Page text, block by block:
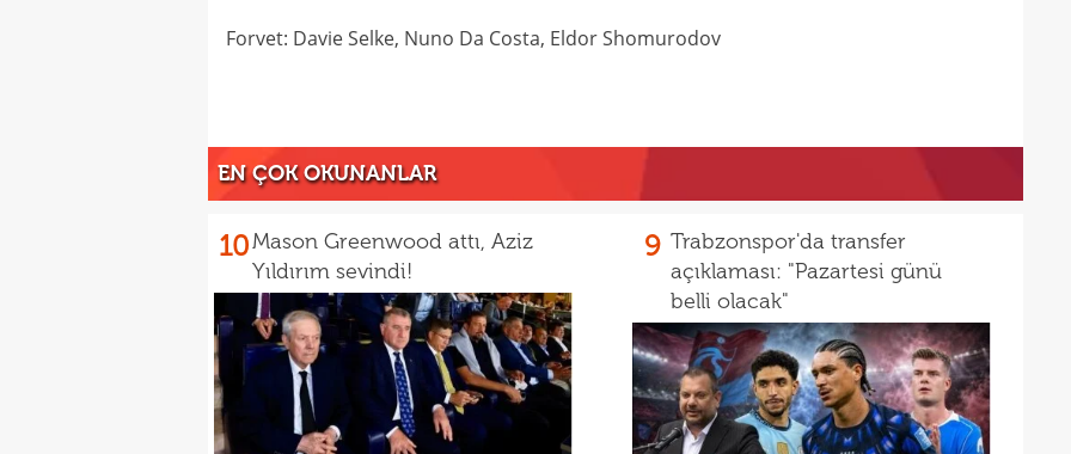
Forvet: Davie Selke, Nuno Da Costa, Eldor Shomurodov
EN ÇOK OKUNANLAR
10Mason Greenwood attı, Aziz
Yıldırım sevindi!
9 Trabzonspor'da transfer
açıklaması: "Pazartesi günü
belli olacak"